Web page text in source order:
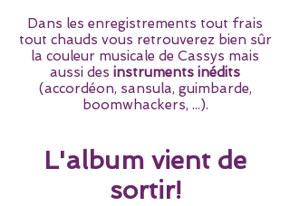
Dans les enregistrements tout frais
tout chauds vous retrouverez bien sûr
la couleur musicale de Cassys mais
aussi des instruments inédits
(accordéon, sansula, guimbarde,
boomwhackers, ...).
L'album vient de
sortir!